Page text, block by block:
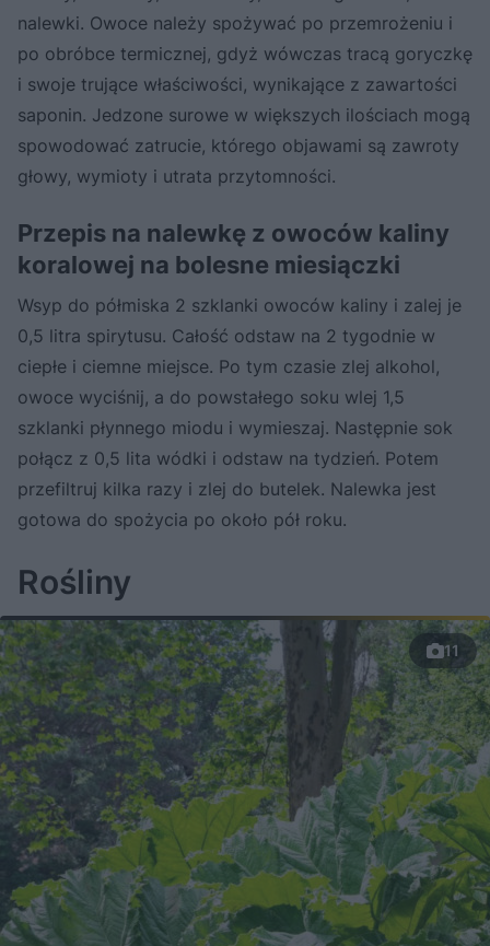
nalewki. Owoce należy spożywać po przemrożeniu i
po obróbce termicznej, gdyż wówczas tracą goryczkę
i swoje trujące właściwości, wynikające z zawartości
saponin. Jedzone surowe w większych ilościach mogą
spowodować zatrucie, którego objawami są zawroty
głowy, wymioty i utrata przytomności.
Przepis na nalewkę z owoców kaliny
koralowej na bolesne miesiączki
Wsyp do półmiska 2 szklanki owoców kaliny i zalej je
0,5 litra spirytusu. Całość odstaw na 2 tygodnie w
ciepłe i ciemne miejsce. Po tym czasie zlej alkohol,
owoce wyciśnij, a do powstałego soku wlej 1,5
szklanki płynnego miodu i wymieszaj. Następnie sok
połącz z 0,5 lita wódki i odstaw na tydzień. Potem
przefiltruj kilka razy i zlej do butelek. Nalewka jest
gotowa do spożycia po około pół roku.
Rośliny
11